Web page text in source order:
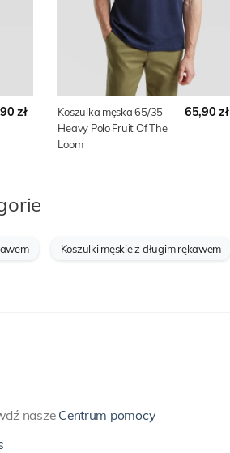
zł
Koszulka męska 65/35
Heavy Polo Fruit Of The
Loom
65,90 zł
Koszulki męskie z długim rękawem
naszeCentrum pomocy